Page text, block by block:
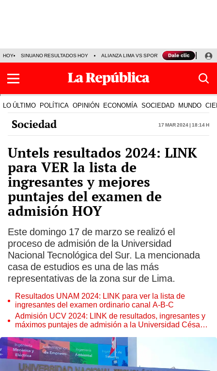
HOY SINUANO RESULTADOS HOY ALIANZA LIMA VS SPORT BOYS JORGE
LO ÚLTIMO POLÍTICA OPINIÓN ECONOMÍA SOCIEDAD MUNDO
Sociedad 17 Mar 2024 | 18:14 h
Untels resultados 2024: LINK
para VER la lista de
ingresantes y mejores
puntajes del examen de
admisión HOY
Este domingo 17 de marzo se realizó el
proceso de admisión de la Universidad
Nacional Tecnológica del Sur. La mencionada
casa de estudios es una de las más
representativas de la zona sur de Lima.
Resultados UNAM 2024: LINK para ver la lista de
ingresantes del examen ordinario canal A-B-C
Admisión UCV 2024: LINK de resultados, ingresantes y
máximos puntajes de admisión a la Universidad César